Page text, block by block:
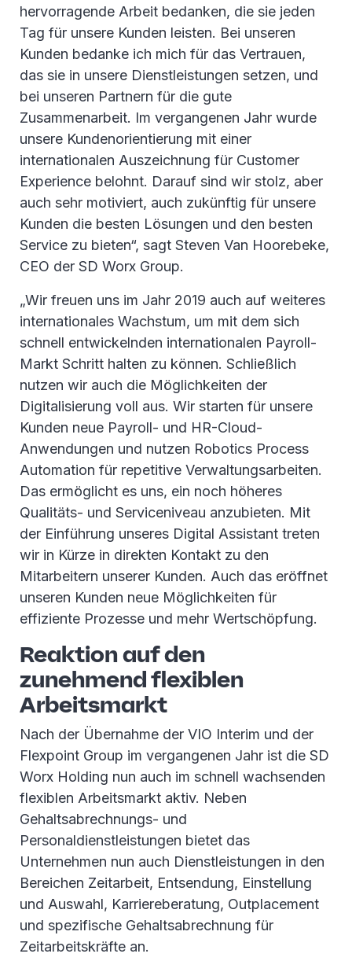
hervorragende Arbeit bedanken, die sie jeden
Tag für unsere Kunden leisten. Bei unseren
Kunden bedanke ich mich für das Vertrauen,
das sie in unsere Dienstleistungen setzen, und
bei unseren Partnern für die gute
Zusammenarbeit. Im vergangenen Jahr wurde
unsere Kundenorientierung mit einer
internationalen Auszeichnung für Customer
Experience belohnt. Darauf sind wir stolz, aber
auch sehr motiviert, auch zukünftig für unsere
Kunden die besten Lösungen und den besten
Service zu bieten“, sagt Steven Van Hoorebeke,
CEO der SD Worx Group.
„Wir freuen uns im Jahr 2019 auch auf weiteres
internationales Wachstum, um mit dem sich
schnell entwickelnden internationalen Payroll-
Markt Schritt halten zu können. Schließlich
nutzen wir auch die Möglichkeiten der
Digitalisierung voll aus. Wir starten für unsere
Kunden neue Payroll- und HR-Cloud-
Anwendungen und nutzen Robotics Process
Automation für repetitive Verwaltungsarbeiten.
Das ermöglicht es uns, ein noch höheres
Qualitäts- und Serviceniveau anzubieten. Mit
der Einführung unseres Digital Assistant treten
wir in Kürze in direkten Kontakt zu den
Mitarbeitern unserer Kunden. Auch das eröffnet
unseren Kunden neue Möglichkeiten für
effiziente Prozesse und mehr Wertschöpfung.
Reaktion auf den
zunehmend flexiblen
Arbeitsmarkt
Nach der Übernahme der VIO Interim und der
Flexpoint Group im vergangenen Jahr ist die SD
Worx Holding nun auch im schnell wachsenden
flexiblen Arbeitsmarkt aktiv. Neben
Gehaltsabrechnungs- und
Personaldienstleistungen bietet das
Unternehmen nun auch Dienstleistungen in den
Bereichen Zeitarbeit, Entsendung, Einstellung
und Auswahl, Karriereberatung, Outplacement
und spezifische Gehaltsabrechnung für
Zeitarbeitskräfte an.